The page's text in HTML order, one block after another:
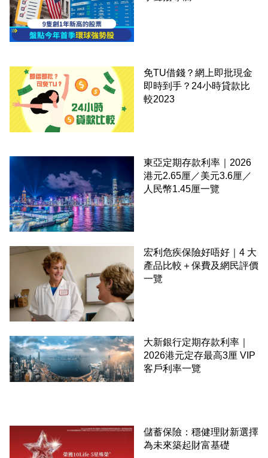
免TU借錢？網上即批現金
即時到手？24小時貸款比
較2023
東亞定期存款利率｜2026
港元2.65厘／美元3.6厘／
人民幣1.45厘一覽
宏利危疾保險好唔好｜4 大
產品比較＋保費及網民評價
一覽
大新銀行定期存款利率｜
2026港元定存最高3厘 VIP
客戶利率一覽
儲蓄保險：穩健理財新選擇
為未來築起財富基礎